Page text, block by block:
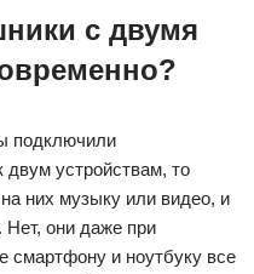
с двумя
подключили
устройствам, то
них музыку или видео, и
Нет, они даже при
смартфону и ноутбуку все